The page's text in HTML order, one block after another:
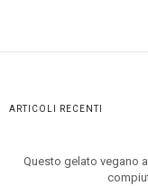
ARTICOLI RECENTI
Questo gelato vegano